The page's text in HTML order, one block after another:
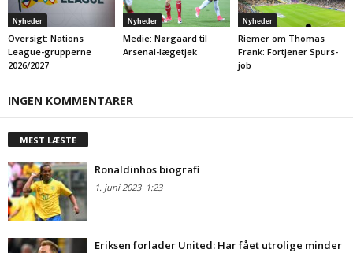
Nyheder
Oversigt: Nations
League-grupperne
2026/2027
Nyheder
Medie: Nørgaard til
Arsenal-lægetjek
Nyheder
Riemer om Thomas
Frank: Fortjener Spurs-
job
INGEN KOMMENTARER
MEST LÆSTE
Ronaldinhos biografi
1. juni 20231:23
Eriksen forlader United: Har fået utrolige minder